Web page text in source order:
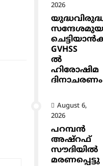
2026
GVHSS
ൽ
ഹിരോഷിമ
ദിനാചരണം
August 6,
2026
പറമ്പൻ
അഷ്‌റഫ്
സൗദിയിൽ
മരണപ്പെട്ടു